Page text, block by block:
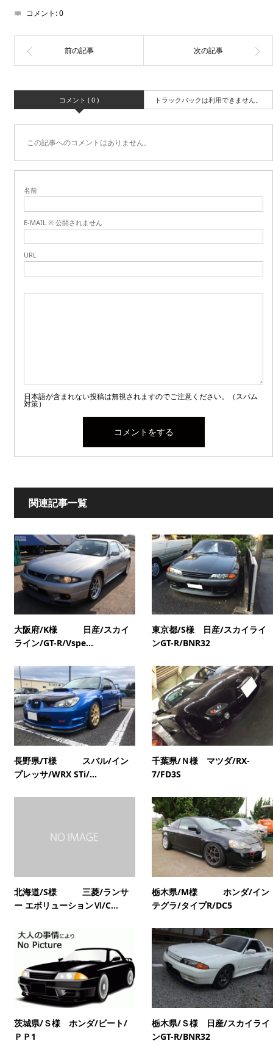
コメント:0
コメント ( 0 ) トラックバックは利用できません。
この記事へのコメントはありません。
名前
E-MAIL ※ 公開されません
URL
日本語が含まれない投稿は無視されますのでご注意ください。（スパム
対策）
関連記事一覧
大阪府/K様 日産/スカイ
ライン/GT-R/Vspe...
東京都/S様 日産/スカイライ
ンGT-R/BNR32
長野県/T様 スバル/イン
プレッサ/WRX STi/...
千葉県/Ｎ様 マツダ/RX-
7/FD3S
北海道/S様 三菱/ランサ
ー エボリューションⅥ/C...
栃木県/M様 ホンダ/イン
テグラ/タイプR/DC5
茨城県/Ｓ様 ホンダ/ビート/
ＰＰ1
栃木県/Ｓ様 日産/スカイライ
ンGT-R/BNR32